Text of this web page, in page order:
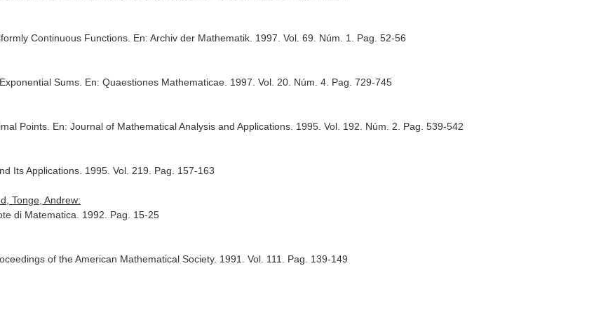
Continuous Functions. En: Archiv der Mathematik . 1997. Vol. 69. Núm. 1. Pag. 52-56
Sums. En: Quaestiones Mathematicae . 1997. Vol. 20. Núm. 4. Pag. 729-745
Points. En: Journal of Mathematical Analysis and Applications . 1995. Vol. 192. Núm. 2. Pag. 539-542
Its Applications . 1995. Vol. 219. Pag. 157-163
Tonge, Andrew:
di Matematica . 1992. Pag. 15-25
of the American Mathematical Society. 1991. Vol. 111. Pag. 139-149